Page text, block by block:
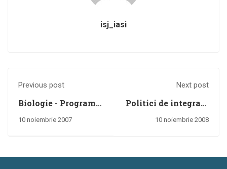
isj_iasi
Previous post
Biologie - Programe
şcolare pentru clasa
10 noiembrie 2007
Next post
Politici de integrare
a minorităților
10 noiembrie 2008